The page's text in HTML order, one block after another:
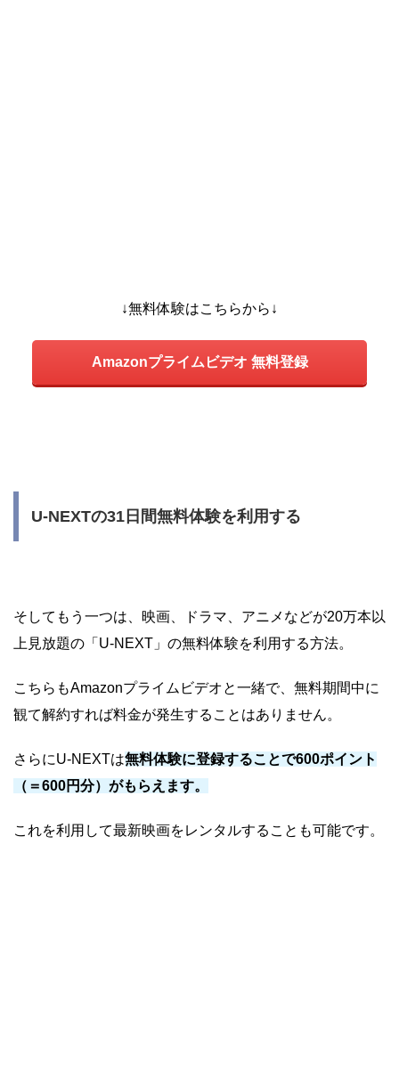
↓無料体験はこちらから↓
Amazonプライムビデオ 無料登録
U-NEXTの31日間無料体験を利用する
そしてもう一つは、映画、ドラマ、アニメなどが20万本以
上見放題の「U-NEXT」の無料体験を利用する方法。
こちらもAmazonプライムビデオと一緒で、無料期間中に
観て解約すれば料金が発生することはありません。
さらにU-NEXTは無料体験に登録することで600ポイント
（＝600円分）がもらえます。
これを利用して最新映画をレンタルすることも可能です。